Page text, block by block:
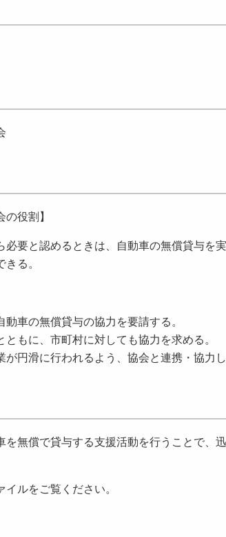
役割】
要と認めるときは、自動車の無償貸与を
る。
車の無償貸与の協力を要請する。
もに、市町村に対しても協力を求める。
円滑に行われるよう、協会と連携・協力
を無償で貸与する支援活動を行うことで、
ルをご覧ください。